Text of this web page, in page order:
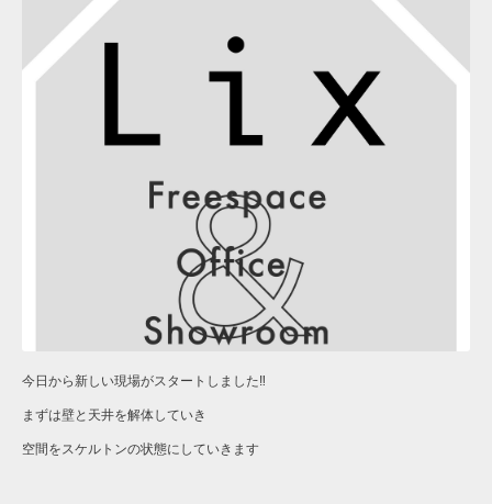
今日から新しい現場がスタートしました‼︎
まずは壁と天井を解体していき
空間をスケルトンの状態にしていきます